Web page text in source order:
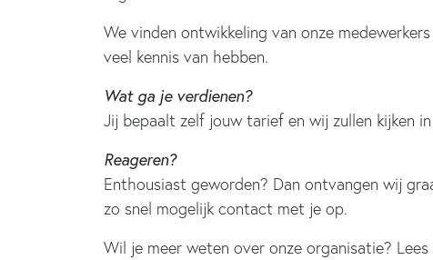
We vinden ontwikkeling van onze
veel kennis van hebben.
Wat ga je verdienen?
Jij bepaalt zelf jouw tarief en wij zullen kijken
Reageren?
Enthousiast geworden? Dan ontvangen wij
zo snel mogelijk contact met je op.
Wil je meer weten over onze organisatie?